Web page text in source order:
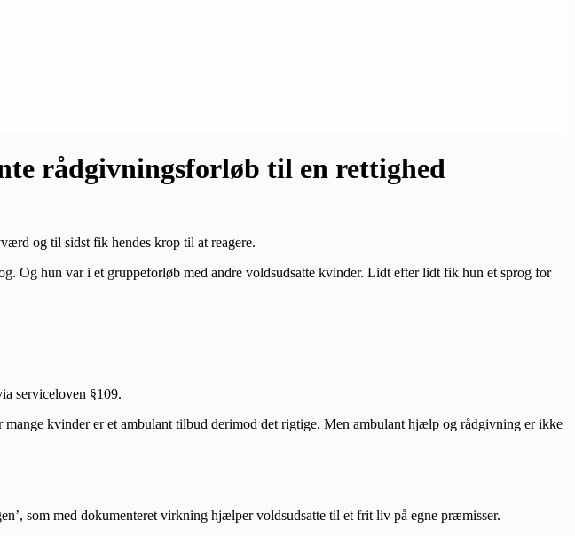
rådgivningsforløb til en rettighed
og til sidst fik hendes krop til at reagere.
Og hun var i et gruppeforløb med andre voldsudsatte kvinder. Lidt efter lidt fik hun et sprog for
serviceloven §109.
kvinder er et ambulant tilbud derimod det rigtige. Men ambulant hjælp og rådgivning er ikke
som med dokumenteret virkning hjælper voldsudsatte til et frit liv på egne præmisser.